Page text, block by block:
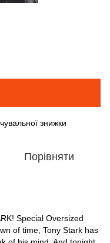
знижки
Порівняти
Special Oversized
of time, Tony Stark has